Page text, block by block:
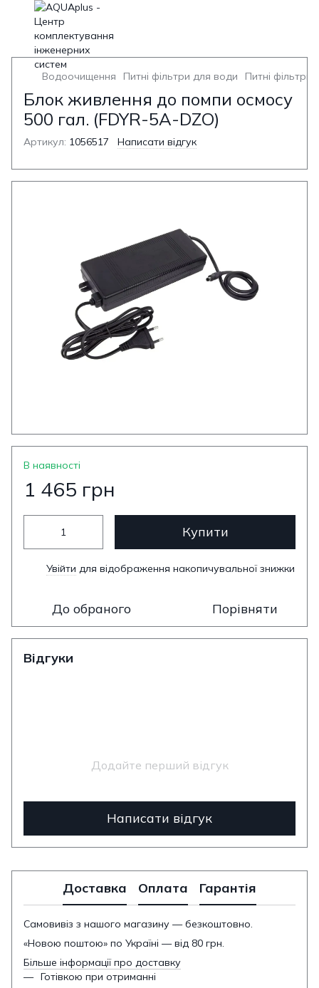
Водоочищення Питні фільтри для води Питні фільтри
Блок живлення до помпи осмосу
500 гал. (FDYR-5A-DZO)
Артикул: 1056517 Написати відгук
В наявності
1 465 грн
Купити
Увійти для відображення накопичувальної знижки
До обраного Порівняти
Відгуки
Додайте перший відгук
Написати відгук
Доставка Оплата Гарантія
Самовивіз з нашого магазину — безкоштовно.
«Новою поштою» по Україні — від 80 грн.
Більше інформації про доставку
Готівкою при отриманні